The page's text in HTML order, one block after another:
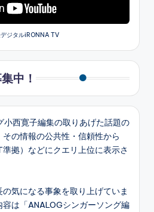
ジタルiRONNA TV
中！
小西寛子編集の取りあげた話題の
の情報の公共性・信頼性から
拠）などにクエリ上位に表示さ
気になる事象を取り上げていま
は「ANALOGシンガーソング編